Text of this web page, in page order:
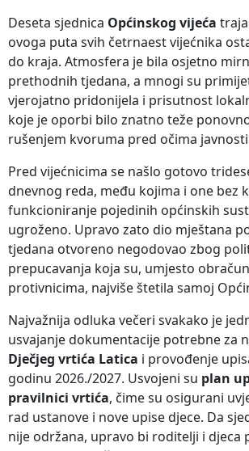
Deseta sjednica Općinskog vijeća
ovoga puta svih četrnaest vijećnika
do kraja. Atmosfera je bila osjetno
prethodnih tjedana, a mnogi su
vjerojatno pridonijela i prisutnost
koje je oporbi bilo znatno teže
rušenjem kvoruma pred očima
Pred vijećnicima se našlo gotovo
dnevnog reda, među kojima i one bez
funkcioniranje pojedinih općinskih
ugroženo. Upravo zato dio mještana
tjedana otvoreno negodovao zbog
prepucavanja koja su, umjesto
protivnicima, najviše štetila samoj
Najvažnija odluka večeri svakako je
usvajanje dokumentacije potrebne za
Dječjeg vrtića Latica i provođenje
godinu 2026./2027. Usvojeni su plan
pravilnici vrtića, čime su osigurani
rad ustanove i nove upise djece. Da
nije održana, upravo bi roditelji i djeca